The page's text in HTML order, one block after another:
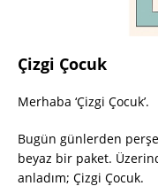
Çizgi Çocuk
Merhaba ‘Çizgi Çocuk’.
Bugün günlerden
beyaz bir paket.
anladım; Çizgi Çocuk.